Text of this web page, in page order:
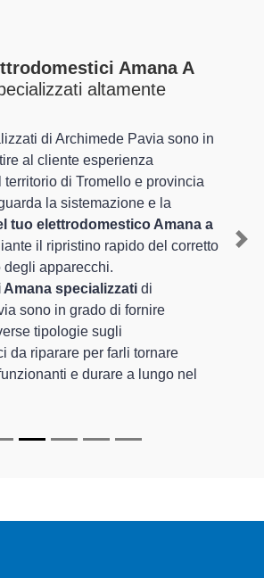
Amana A
altamente
di Archimede Pavia sono in
al cliente esperienza
di Tromello e provincia
la sistemazione e la
tuo elettrodomestico Amana a
il ripristino rapido del corretto
degli apparecchi.
Amana specializzati di
sono in grado di fornire
tipologie sugli
da riparare per farli tornare
e durare a lungo nel